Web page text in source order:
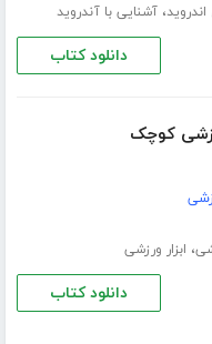
،آشنایی با آندروید
دانلود کتاب
کوچک
، ابزار ورزشی
دانلود کتاب